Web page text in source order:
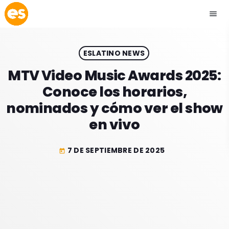
menu
play_arrow EMISIÓN LA PAZ
EMISIÓN COCHABAMBA
ESLATINO NEWS
ESLATINO NEWS
MTV Video Music Awards 2025:
Conoce los horarios,
nominados y cómo ver el show
en vivo
today 7 DE SEPTIEMBRE DE 2025